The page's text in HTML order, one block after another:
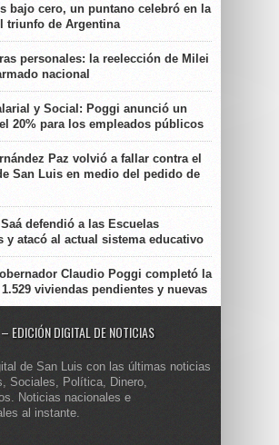
bajo cero, un puntano celebró en la
triunfo de Argentina
personales: la reelección de Milei
nacional
y Social: Poggi anunció un
20% para los empleados públicos
Paz volvió a fallar contra el
San Luis en medio del pedido de
defendió a las Escuelas
y atacó al actual sistema educativo
Claudio Poggi completó la
viviendas pendientes y nuevas
EDICIÓN DIGITAL DE NOTICIAS
de San Luis con las últimas noticias
Sociales, Política, Dinero,
Noticias nacionales e
al instante.